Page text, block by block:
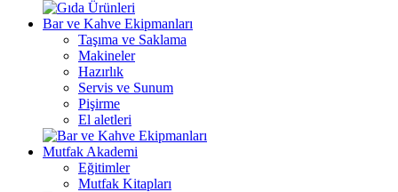
Bar ve Kahve Ekipmanları
Taşıma ve Saklama
Makineler
Hazırlık
Servis ve Sunum
Pişirme
El aletleri
Mutfak Akademi
Eğitimler
Mutfak Kitapları